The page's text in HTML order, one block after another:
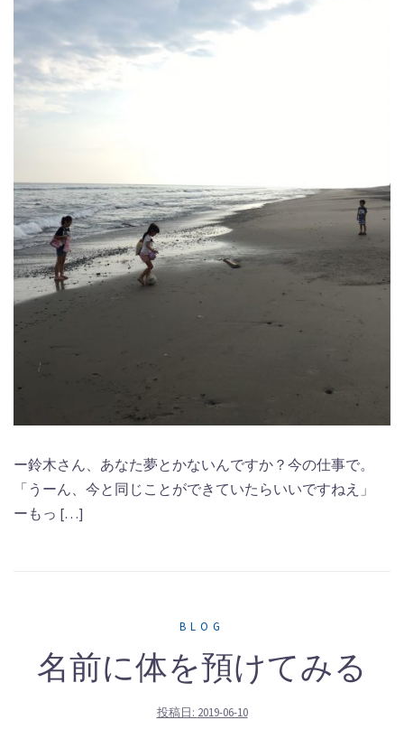
ー鈴木さん、あなた夢とかないんですか？今の仕事で。
「うーん、今と同じことができていたらいいですねえ」
ーもっ […]
BLOG
名前に体を預けてみる
投稿日: 2019-06-10